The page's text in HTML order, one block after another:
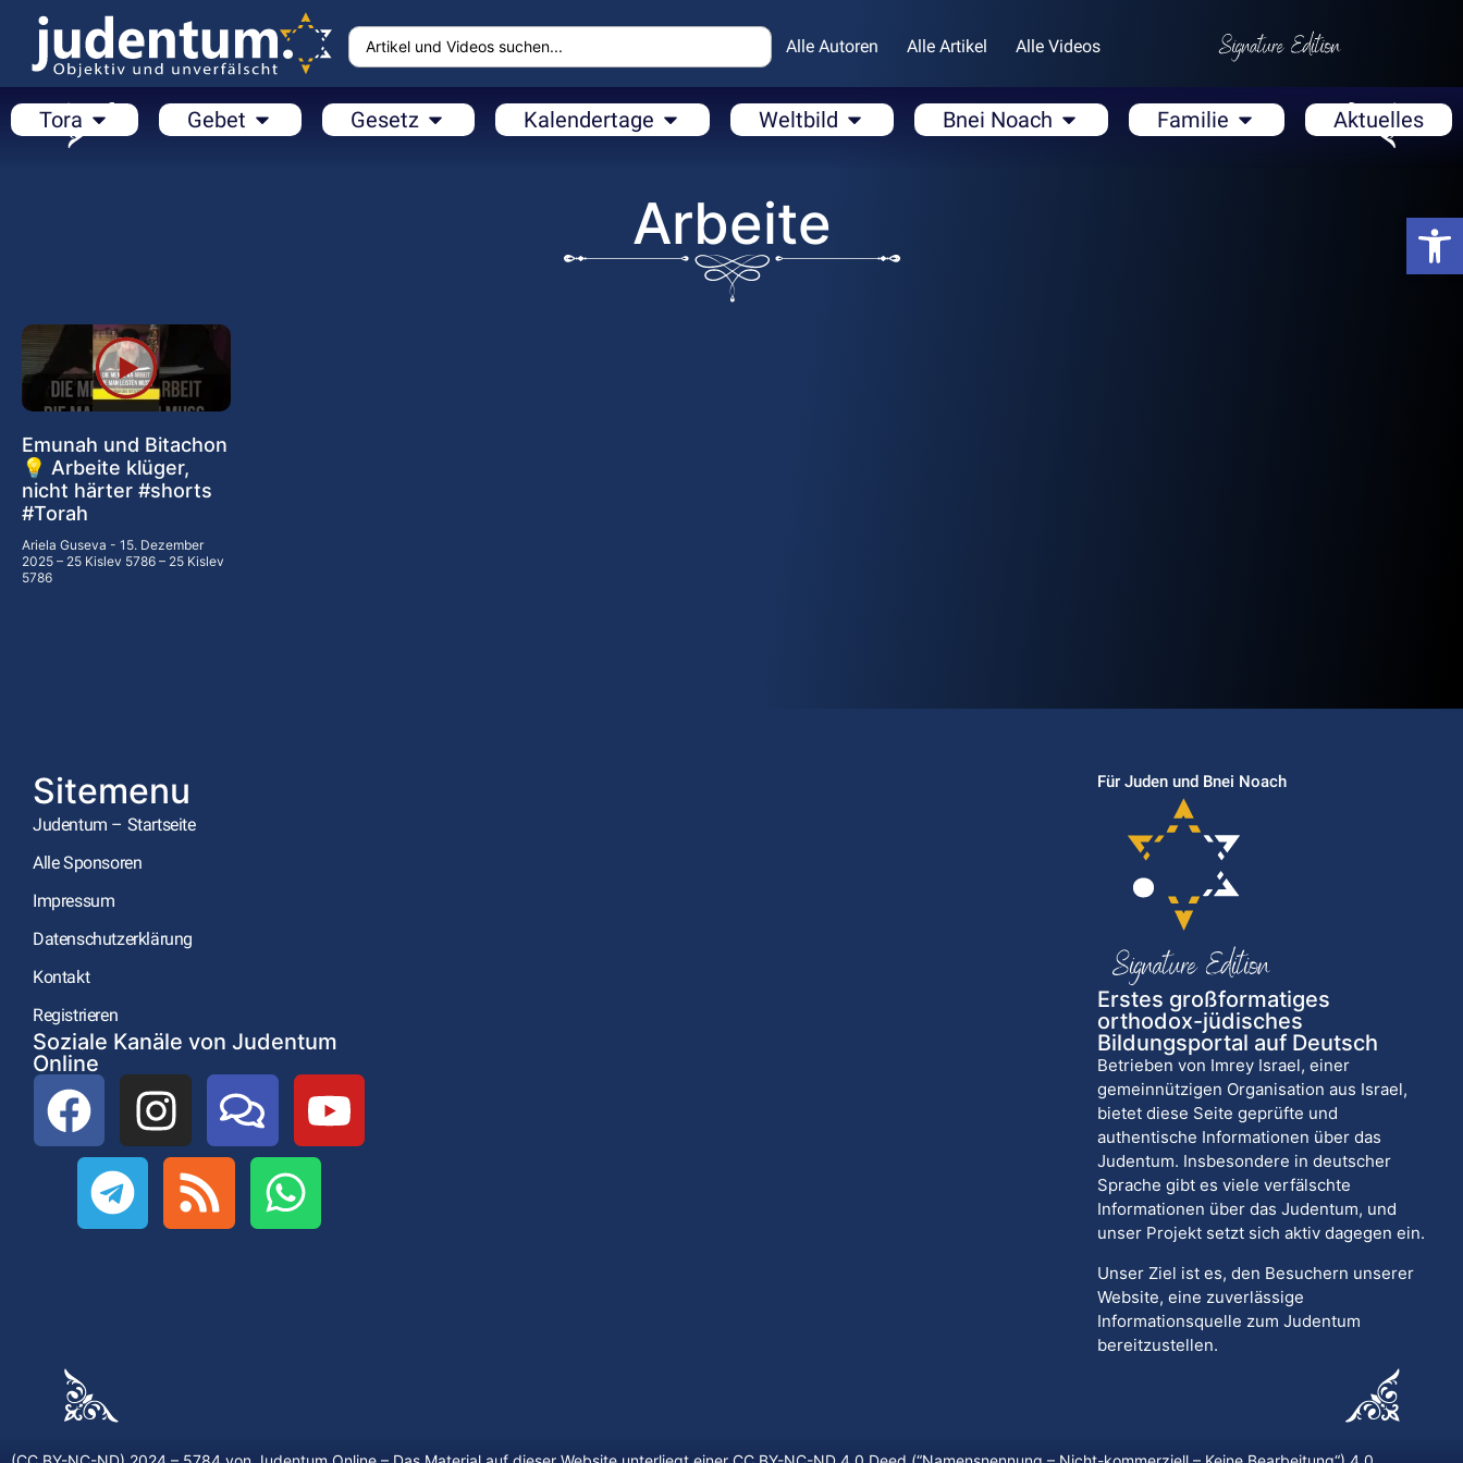
Alle Autoren Alle Artikel Alle Videos
Tora Gebet Gesetz Kalendertage Weltbild Bnei Noach Familie Aktuelles
Arbeite
Emunah und Bitachon
💡 Arbeite klüger,
nicht härter #shorts
#Torah
Ariela Guseva
15. Dezember
2025 – 25 Kislev 5786 – 25 Kislev
5786
Sitemenu
Judentum – Startseite
Alle Sponsoren
Impressum
Datenschutzerklärung
Kontakt
Registrieren
Soziale Kanäle von Judentum
Online
Für Juden und Bnei Noach
Erstes großformatiges
orthodox-jüdisches
Bildungsportal auf Deutsch
Betrieben von Imrey Israel, einer
gemeinnützigen Organisation aus Israel,
bietet diese Seite geprüfte und
authentische Informationen über das
Judentum. Insbesondere in deutscher
Sprache gibt es viele verfälschte
Informationen über das Judentum, und
unser Projekt setzt sich aktiv dagegen ein.
Unser Ziel ist es, den Besuchern unserer
Website, eine zuverlässige
Informationsquelle zum Judentum
bereitzustellen.